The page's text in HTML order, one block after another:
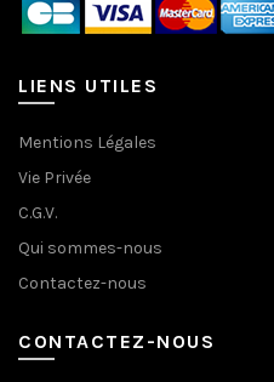
LIENS UTILES
Mentions Légales
Vie Privée
C.G.V.
Qui sommes-nous
Contactez-nous
CONTACTEZ-NOUS